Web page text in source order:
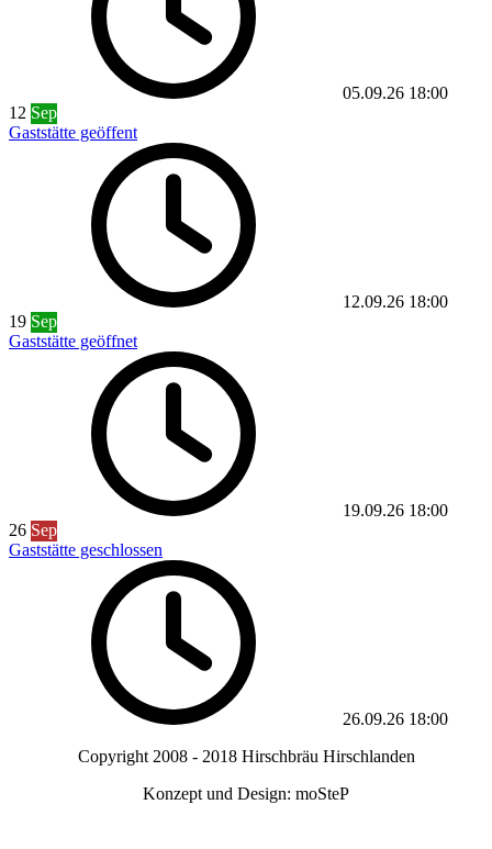
05.09.26 18:00
12 Sep
Gaststätte geöffent
12.09.26 18:00
19 Sep
Gaststätte geöffnet
19.09.26 18:00
26 Sep
Gaststätte geschlossen
26.09.26 18:00
Copyright 2008 - 2018 Hirschbräu Hirschlanden
Konzept und Design: moSteP